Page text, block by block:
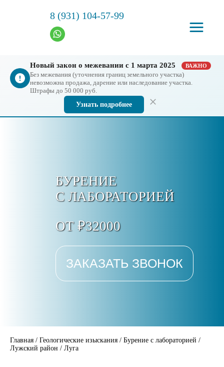
8 (931) 104-57-99
Новый закон о межевании с 1 марта 2025 ВАЖНО
Без межевания (уточнения границ земельного участка)
невозможна продажа, дарение или наследование участка.
Штрафы до 50 000 руб.
Узнать подробнее
БУРЕНИЕ
С ЛАБОРАТОРИЕЙ
ОТ ₽32000
ЗАКАЗАТЬ ЗВОНОК
Главная / Геологические изыскания / Бурение с лабораторией /
Лужский район / Луга